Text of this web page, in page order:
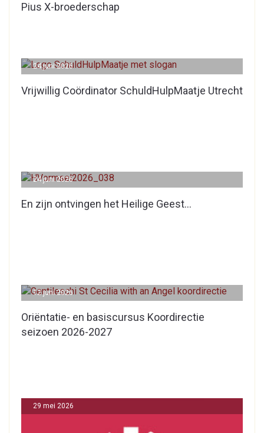
Pius X-broederschap
Vrijwillig Coördinator SchuldHulpMaatje Utrecht
24 juni 2026
En zijn ontvingen het Heilige Geest…
24 juni 2026
Oriëntatie- en basiscursus Koordirectie
seizoen 2026-2027
12 juni 2026
29 mei 2026